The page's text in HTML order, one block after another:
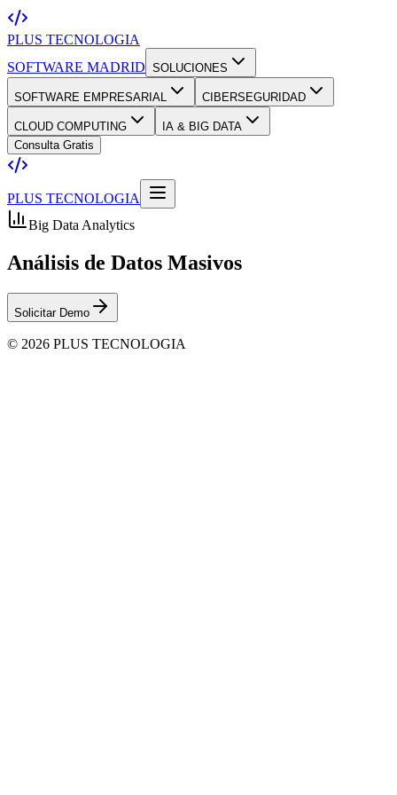
PLUS TECNOLOGIA
SOFTWARE MADRID SOLUCIONES
SOFTWARE EMPRESARIAL CIBERSEGURIDAD
CLOUD COMPUTING
IA & BIG DATA
Consulta Gratis
PLUS TECNOLOGIA
Big Data Analytics
Análisis de Datos Masivos
Solicitar Demo
© 2026 PLUS TECNOLOGIA